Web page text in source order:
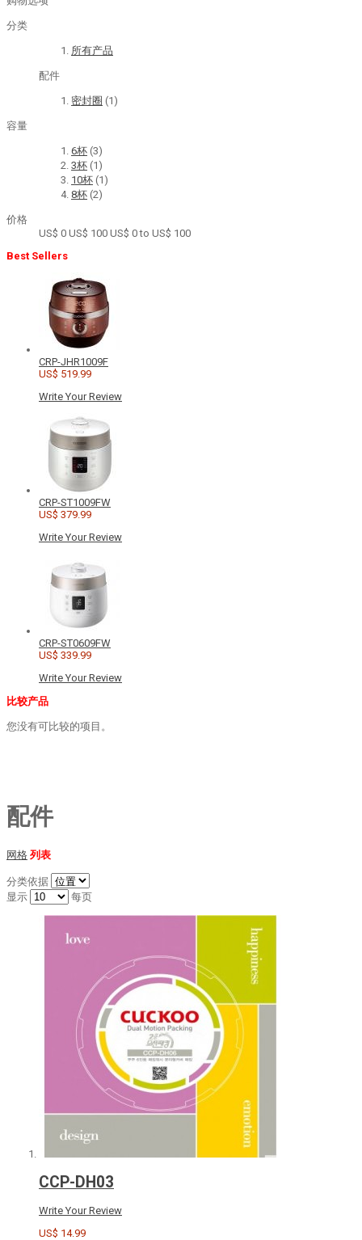
分类
所有产品
配件
密封圈 (1)
容量
6杯 (3)
3杯 (1)
10杯 (1)
8杯 (2)
价格
US$ 0 US$ 100 US$ 0 to US$ 100
Best Sellers
CRP-JHR1009F
US$ 519.99
Write Your Review
CRP-ST1009FW
US$ 379.99
Write Your Review
CRP-ST0609FW
US$ 339.99
Write Your Review
比较产品
您没有可比较的项目。
配件
网格 列表
分类依据
显示
每页
CCP-DH03
Write Your Review
US$ 14.99